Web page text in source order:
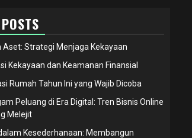
Aset: Strategi Menjaga Kekayaan
Kekayaan dan Keamanan Finansial
Rumah Tahun Ini yang Wajib Dicoba
Peluang di Era Digital: Tren Bisnis Online
Melejit
Kesederhanaan: Membangun